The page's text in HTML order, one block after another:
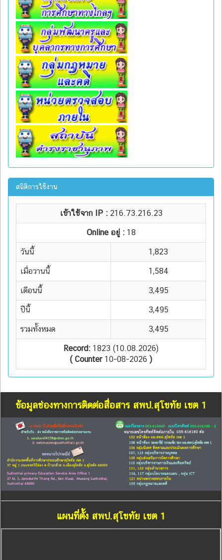
สถิติการใช้งาน
เข้าใช้จาก IP : 216.73.216.23
Online อยู่ : 18
วันนี้ 1,823
เมื่อวานนี้ 1,584
เดือนนี้ 3,495
ปีนี้ 3,495
รวมทั้งหมด 3,495
Record: 1823 (10.08.2026)
( Counter10-08-2026 )
ข้อมูลช่องทางการติดต่อสื่อสาร สพป.สุโขทัย เขต 1
แผนที่ตั้ง สพป.สุโขทัย เขต 1